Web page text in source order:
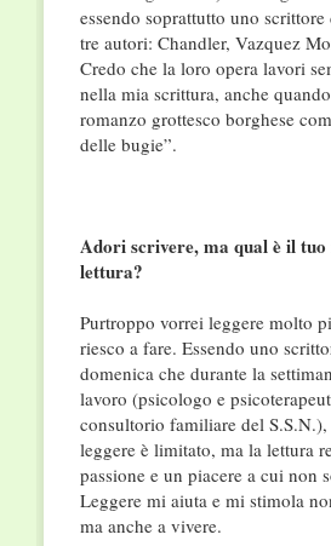
essendo soprattutto uno
tre autori: Chandler, Vazquez
Credo che la loro opera lavori
nella mia scrittura, anche
romanzo grottesco borghese
delle bugie”.
Adori scrivere, ma qual è il
lettura?
Purtroppo vorrei leggere molto
riesco a fare. Essendo uno
domenica che durante la
lavoro (psicologo e
consultorio familiare del
leggere è limitato, ma la lettura
passione e un piacere a cui non
Leggere mi aiuta e mi stimola
ma anche a vivere.